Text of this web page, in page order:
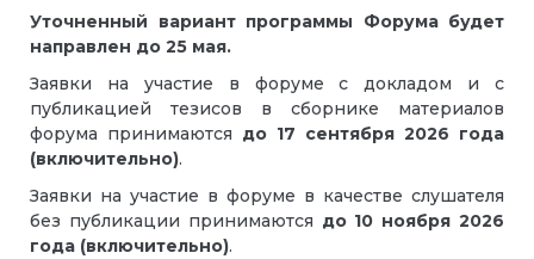
Уточненный вариант программы Форума будет
направлен до 25 мая.
Заявки на участие в форуме с докладом и с
публикацией тезисов в сборнике материалов
форума принимаются до 17 сентября 2026 года
(включительно).
Заявки на участие в форуме в качестве слушателя
без публикации принимаются до 10 ноября 2026
года (включительно).